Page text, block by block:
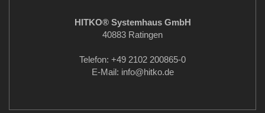
HITKO® Systemhaus GmbH
40883 Ratingen
Telefon: +49 2102 200865-0
E-Mail: info@hitko.de